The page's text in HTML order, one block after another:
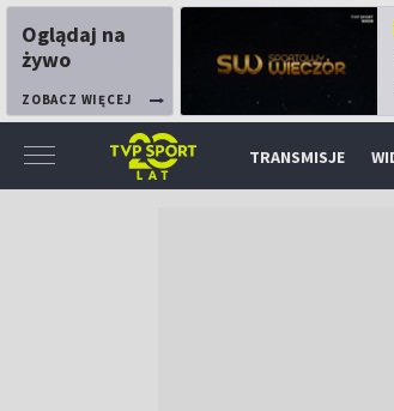
Oglądaj na
żywo
ZOBACZ WIĘCEJ
TRANSMISJE